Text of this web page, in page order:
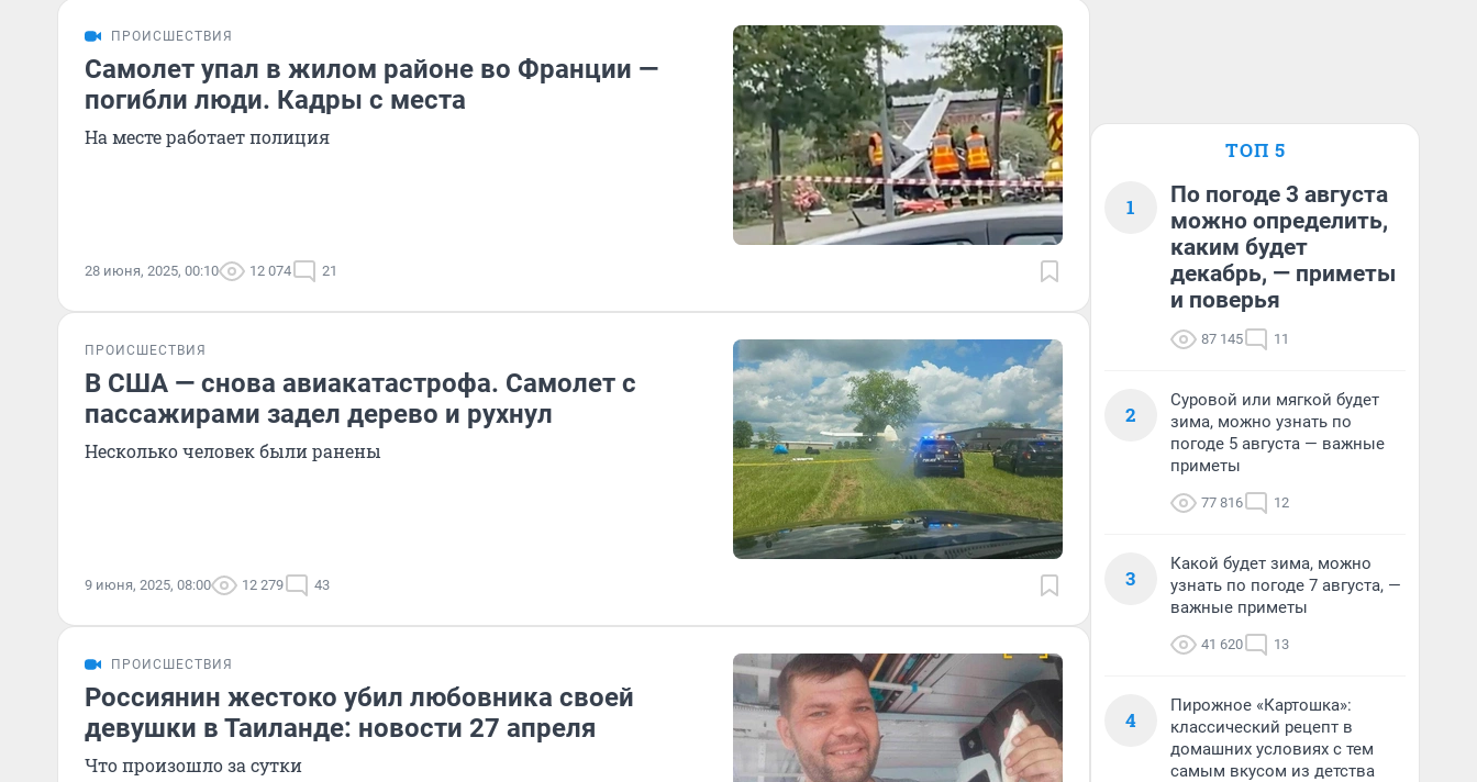
ПРОИСШЕСТВИЯ
Самолет упал в жилом районе во Франции —
погибли люди. Кадры с места
На месте работает полиция
28 июня, 2025, 00:10 12 074 21
ПРОИСШЕСТВИЯ
В США — снова авиакатастрофа. Самолет с
пассажирами задел дерево и рухнул
Несколько человек были ранены
9 июня, 2025, 08:00 12 279 43
ПРОИСШЕСТВИЯ
Россиянин жестоко убил любовника своей
девушки в Таиланде: новости 27 апреля
Что произошло за сутки
ТОП 5
1
По погоде 3 августа
можно определить,
каким будет
декабрь, — приметы
и поверья
87 145 11
2
Суровой или мягкой будет
зима, можно узнать по
погоде 5 августа — важные
приметы
77 816 12
3
Какой будет зима, можно
узнать по погоде 7 августа, —
важные приметы
41 620 13
4
Пирожное «Картошка»:
классический рецепт в
домашних условиях с тем
самым вкусом из детства